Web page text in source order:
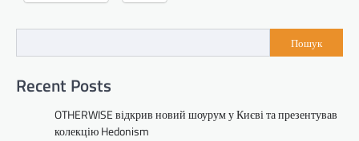
Пошук
Recent Posts
OTHERWISE відкрив новий шоурум у Києві та презентував
колекцію Hedonism